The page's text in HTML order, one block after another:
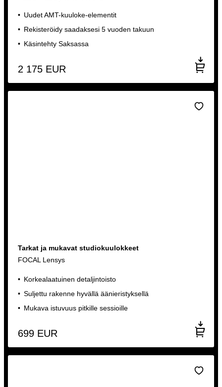
Uudet AMT-kuuloke-elementit
Rekisteröidy saadaksesi 5 vuoden takuun
Käsintehty Saksassa
2 175 EUR
Tarkat ja mukavat studiokuulokkeet
FOCAL Lensys
Korkealaatuinen detaljintoisto
Suljettu rakenne hyvällä äänieristyksellä
Mukava istuvuus pitkille sessioille
699 EUR